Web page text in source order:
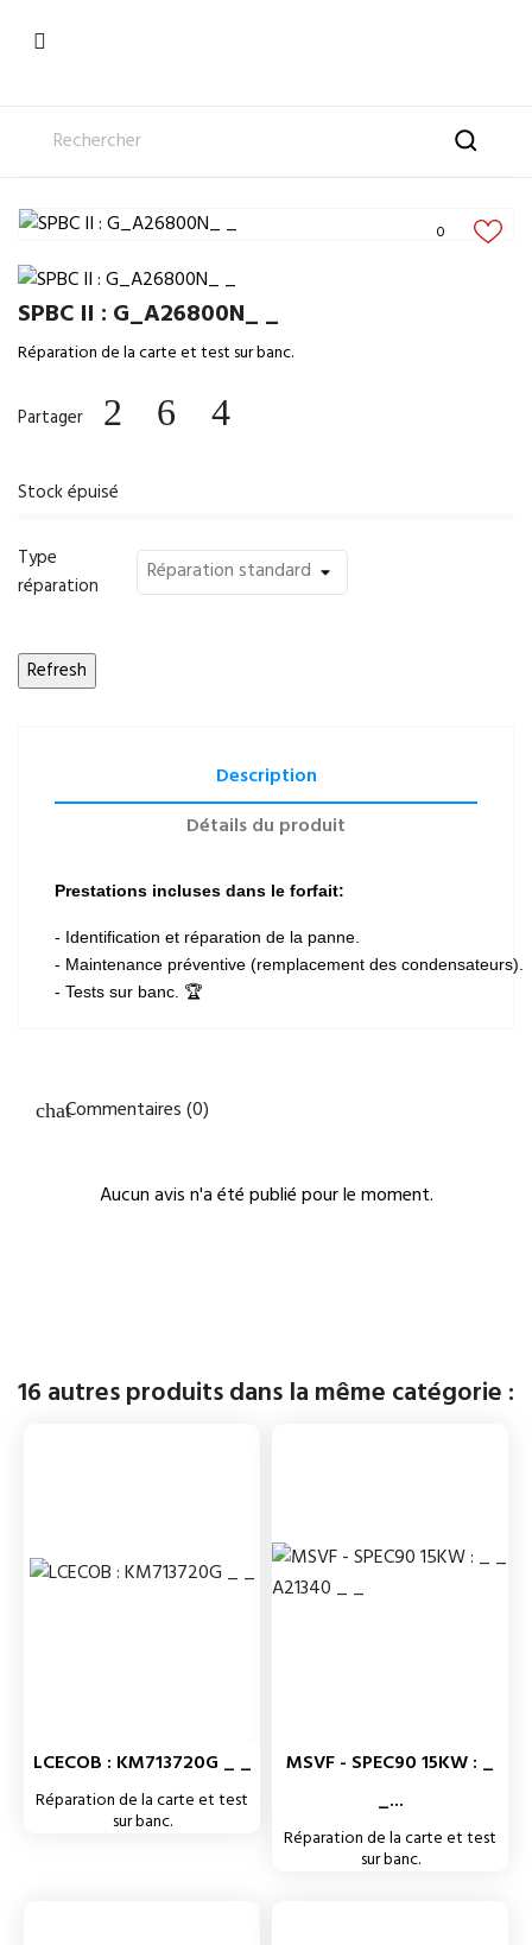

0
SPBC II : G_A26800N_ _
Réparation de la carte et test sur banc.
Partager
Stock épuisé
Type
réparation
Description
Détails du produit
Prestations incluses dans le forfait:
- Identification et réparation de la panne.
- Maintenance préventive (remplacement des condensateurs).
- Tests sur banc. 🏆
Commentaires (0)
Aucun avis n'a été publié pour le moment.
16 autres produits dans la même catégorie :
LCECOB : KM713720G _ _
Réparation de la carte et test
sur banc.
MSVF - SPEC90 15KW : _
_...
Réparation de la carte et test
sur banc.